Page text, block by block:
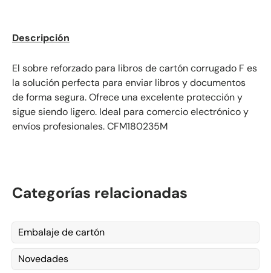
Descripción
El sobre reforzado para libros de cartón corrugado F es
la solución perfecta para enviar libros y documentos
de forma segura. Ofrece una excelente protección y
sigue siendo ligero. Ideal para comercio electrónico y
envíos profesionales.CFM180235M
Categorías relacionadas
Embalaje de cartón
Novedades